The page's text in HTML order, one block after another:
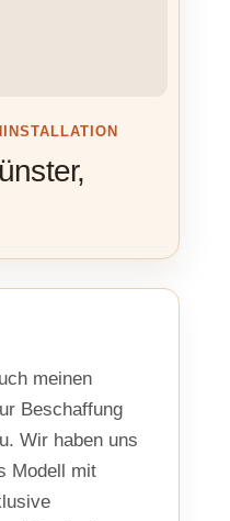
meinen
Beschaffung
Wir haben uns
Modell mit